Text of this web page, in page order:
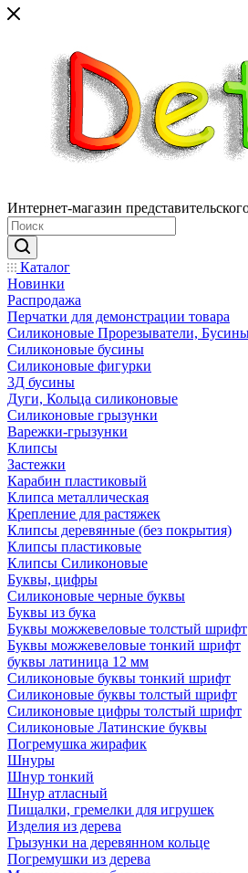
Интернет-магазин
Каталог
Новинки
Распродажа
Перчатки для демонстрации товара
Силиконовые Прорезыватели,
Силиконовые бусины
Силиконовые фигурки
3Д бусины
Дуги, Кольца силиконовые
Силиконовые грызунки
Варежки-грызунки
Клипсы
Застежки
Карабин пластиковый
Клипса металлическая
Крепление для растяжек
Клипсы деревянные (без покрытия)
Клипсы пластиковые
Клипсы Силиконовые
Буквы, цифры
Силиконовые черные буквы
Буквы из бука
Буквы можжевеловые толстый шрифт
Буквы можжевеловые тонкий шрифт
буквы латиница 12 мм
Силиконовые буквы тонкий шрифт
Силиконовые буквы толстый шрифт
Силиконовые цифры толстый шрифт
Силиконовые Латинские буквы
Погремушка жирафик
Шнуры
Шнур тонкий
Шнур атласный
Пищалки, гремелки для игрушек
Изделия из дерева
Грызунки на деревянном кольце
Погремушки из дерева